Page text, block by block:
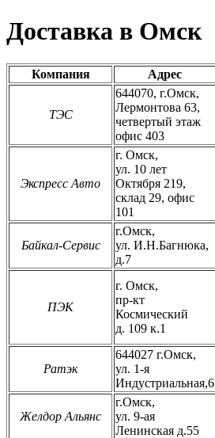
Доставка в Омск
Компания Адрес
ТЭС
644070, г.Омск,
Лермонтова 63,
четвертый этаж
офис 403
Экспресс Авто
г. Омск,
ул. 10 лет
Октября 219,
склад 29, офис
101
Байкал-Сервис
г.Омск,
ул. И.Н.Багнюка,
д.7
ПЭК
г. Омск,
пр-кт
Космический
д. 109 к.1
Ратэк
644027 г.Омск,
ул. 1-я
Индустриальная,6
Желдор Альянс
г.Омск,
ул. 9-ая
Ленинская д.55